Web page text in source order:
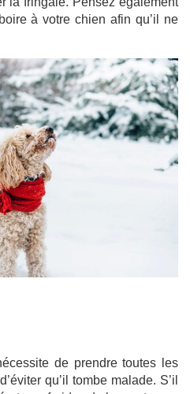
à votre chien afin qu’il ne
de prendre toutes les
qu’il tombe malade. S’il